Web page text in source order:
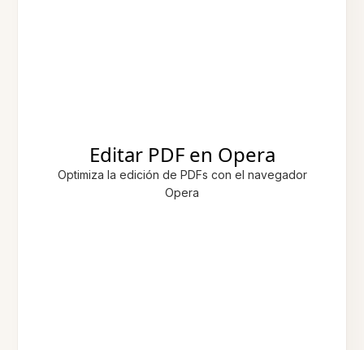
Editar PDF en Opera
Optimiza la edición de PDFs con el navegador
Opera